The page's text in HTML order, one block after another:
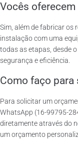
Vocês
Sim, além de fabricar os
instalação com uma
todas as etapas, desde
segurança e eficiência.
Como faço
Para solicitar um
WhatsApp (16-99795-
diretamente através do
um orçamento